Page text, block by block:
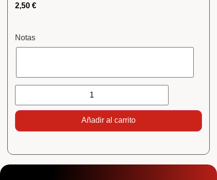
2,50 €
Notas
Añadir al carrito